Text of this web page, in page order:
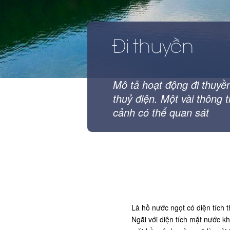
Đi thuyền
Mô tả hoạt động đi
thuỷ điện. Một vài thông
cảnh có thể quan sát
Là hồ nước ngọt có diện tích
Ngãi với diện tích mặt nước